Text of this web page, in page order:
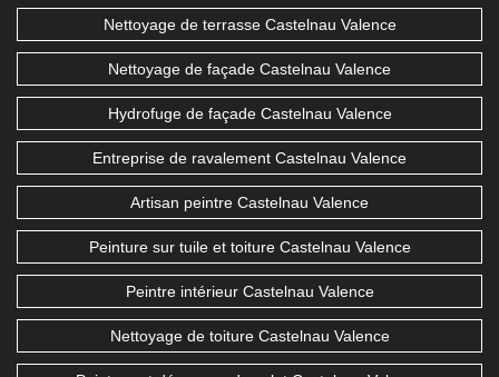
Nettoyage de terrasse Castelnau Valence
Nettoyage de façade Castelnau Valence
Hydrofuge de façade Castelnau Valence
Entreprise de ravalement Castelnau Valence
Artisan peintre Castelnau Valence
Peinture sur tuile et toiture Castelnau Valence
Peintre intérieur Castelnau Valence
Nettoyage de toiture Castelnau Valence